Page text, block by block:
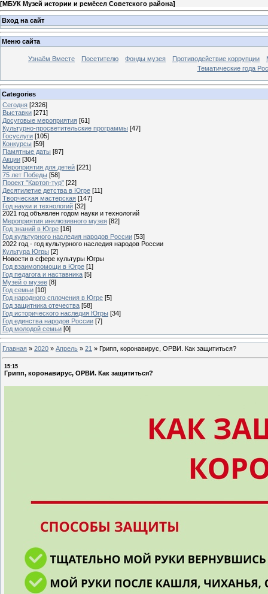
[МБУК Музей истории и ремёсел Советского района]
Вход на сайт
Меню сайта
Узнаём Вместе Посетителю Фонды музея Противодействие коррупции
Тематические года
Categories
Сегодня [2326]
Выставки [271]
Досуговые мероприятия [61]
Культурно-просветительские программы [47]
Госуслуги [105]
Конкурсы [59]
Памятные даты [87]
Акции [304]
Мероприятия для детей [221]
75 лет Победы [58]
Проект "Картоп-тур" [22]
Десятилетие детства в Югре [11]
Творческая мастерская [147]
Год науки и технологий [32]
2021 год объявлен годом науки и технологий
Мероприятия инклюзивного музея [82]
Год знаний в Югре [16]
Год культурного наследия народов России [53]
2022 год - год культурного наследия народов России
Культура Югры [2]
Новости в сфере культуры Югры
Год взаимопомощи в Югре [1]
Год педагога и наставника [5]
Музей о музее [8]
Год семьи [10]
Год народного сплочения в Югре [5]
Год защитника отечества [58]
Год исторического наследия Югры [34]
Год единства народов России [7]
Год молодой семьи [0]
Главная » 2020 » Апрель » 21 » Грипп, коронавирус, ОРВИ. Как защититься?
15:15
Грипп, коронавирус, ОРВИ. Как защититься?